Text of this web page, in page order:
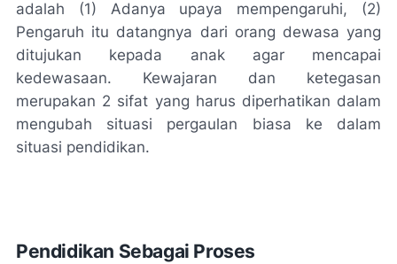
adalah (1) Adanya upaya mempengaruhi, (2)
Pengaruh itu datangnya dari orang dewasa yang
ditujukan kepada anak agar mencapai
kedewasaan. Kewajaran dan ketegasan
merupakan 2 sifat yang harus diperhatikan dalam
mengubah situasi pergaulan biasa ke dalam
situasi pendidikan.
Pendidikan Sebagai Proses